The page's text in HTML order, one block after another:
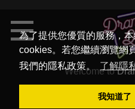
為了提供您優質的服務，本
cookies。若您繼續瀏覽網
我們的隱私政策。
了解隱
我知道了
Welcome to